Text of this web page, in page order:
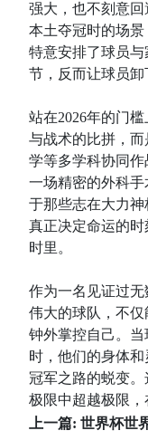
强大，也不刻意
本土夺冠时的场景
特意安排了球员与
节，反而让球员卸
站在2026年的门
与战术的比拼，
学等多学科协同
一场精密的外科
于那些志在大力
真正决定命运的
时里。
作为一名见证过无
伟大的球队，不
钟外掌控自己。
时，他们的身体
冠军之路的蜕变
极限中超越极限，
上一篇: 世界杯世